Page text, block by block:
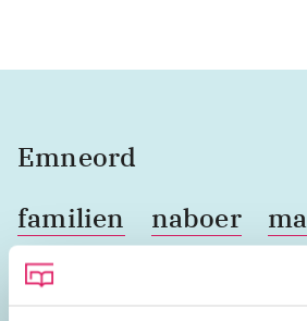
Emneord
familien
naboer
familiehemmeligheder